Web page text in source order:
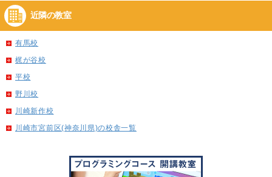
近隣の教室
有馬校
梶が谷校
平校
野川校
川崎新作校
川崎市宮前区(神奈川県)の校舎一覧